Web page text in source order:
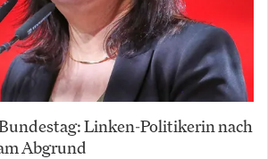
Linken-Politikerin nach
Abgrund